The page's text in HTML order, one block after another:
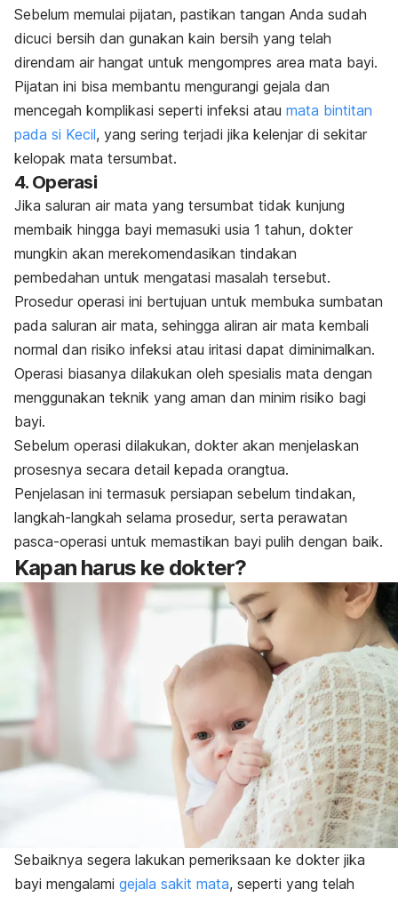
Sebelum memulai pijatan, pastikan tangan Anda sudah
dicuci bersih dan gunakan kain bersih yang telah
direndam air hangat untuk mengompres area mata bayi.
Pijatan ini bisa membantu mengurangi gejala dan
mencegah komplikasi seperti infeksi atau mata bintitan
pada si Kecil, yang sering terjadi jika kelenjar di sekitar
kelopak mata tersumbat.
4. Operasi
Jika saluran air mata yang tersumbat tidak kunjung
membaik hingga bayi memasuki usia 1 tahun, dokter
mungkin akan merekomendasikan tindakan
pembedahan untuk mengatasi masalah tersebut.
Prosedur operasi ini bertujuan untuk membuka sumbatan
pada saluran air mata, sehingga aliran air mata kembali
normal dan risiko infeksi atau iritasi dapat diminimalkan.
Operasi biasanya dilakukan oleh spesialis mata dengan
menggunakan teknik yang aman dan minim risiko bagi
bayi.
Sebelum operasi dilakukan, dokter akan menjelaskan
prosesnya secara detail kepada orangtua.
Penjelasan ini termasuk persiapan sebelum tindakan,
langkah-langkah selama prosedur, serta perawatan
pasca-operasi untuk memastikan bayi pulih dengan baik.
Kapan harus ke dokter?
Sebaiknya segera lakukan pemeriksaan ke dokter jika
bayi mengalami gejala sakit mata, seperti yang telah